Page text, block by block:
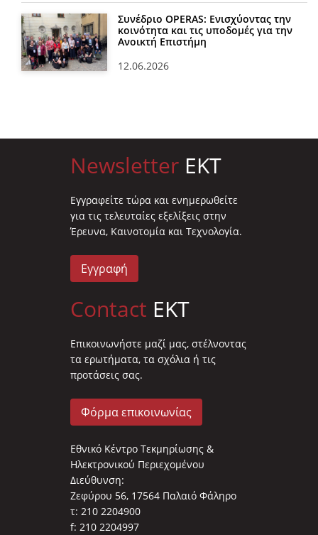
Συνέδριο OPERAS: Ενισχύοντας την
κοινότητα και τις υποδομές για την
Ανοικτή Επιστήμη
12.06.2026
Newsletter EKT
Eγγραφείτε τώρα και ενημερωθείτε
για τις τελευταίες εξελίξεις στην
Έρευνα, Καινοτομία και Τεχνολογία.
Εγγραφή
Contact EKT
Επικοινωνήστε μαζί μας, στέλνοντας
τα ερωτήματα, τα σχόλια ή τις
προτάσεις σας.
Φόρμα επικοινωνίας
Εθνικό Κέντρο Τεκμηρίωσης &
Ηλεκτρονικού Περιεχομένου
Διεύθυνση:
Ζεφύρου 56, 17564 Παλαιό Φάληρο
τ: 210 2204900
f: 210 2204997